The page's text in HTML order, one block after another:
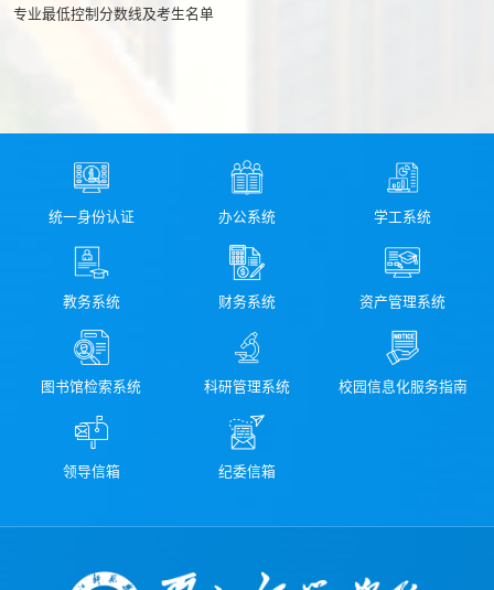
专业最低控制分数线及考生名单
统一身份认证 办公系统 学工系统
教务系统 财务系统 资产管理系统
图书馆检索系统 科研管理系统 校园信息化服务指南
领导信箱 纪委信箱